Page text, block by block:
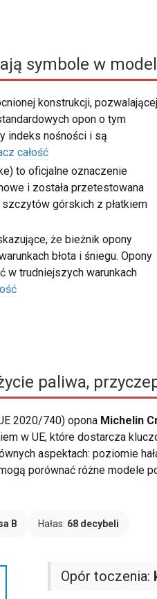
symbole w
konstrukcji, pozwalającej
opon o tym
indeks nośności i są
całość
to oficjalne oznaczenie
i została przetestowana
szczytów górskich z płatkiem
że bieżnik opony
błota i śniegu. Opony
w trudniejszych warunkach
paliwa,
2020/740) opona Michelin
w UE, które dostarcza
aspektach: poziomie
porównać różne modele
B Hałas: 68 decybeli
Opór toczenia: